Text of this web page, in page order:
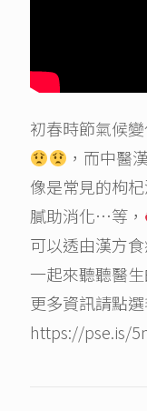
初春時節氣候
，而中醫
像是常見的枸
膩助消化…等，
可以透由漢方
一起來聽聽醫生
更多資訊請點
https://pse.is/